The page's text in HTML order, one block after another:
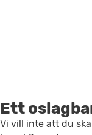
Ett
Vi vill inte att du